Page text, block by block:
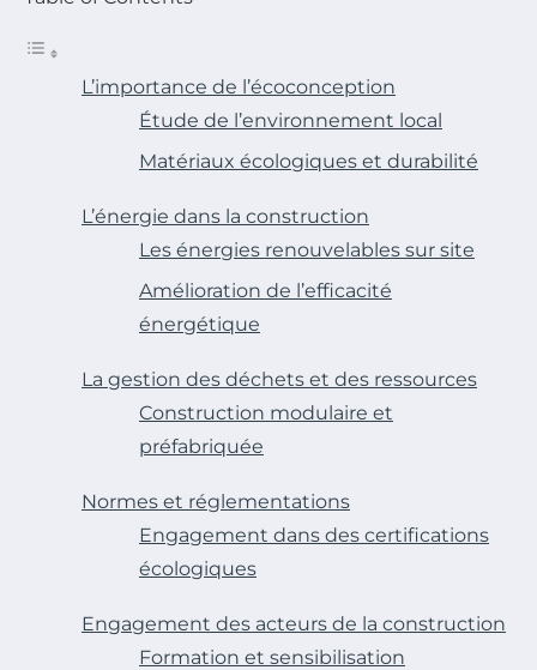
L’importance de l’écoconception
Étude de l’environnement local
Matériaux écologiques et durabilité
L’énergie dans la construction
Les énergies renouvelables sur site
Amélioration de l’efficacité
énergétique
La gestion des déchets et des ressources
Construction modulaire et
préfabriquée
Normes et réglementations
Engagement dans des certifications
écologiques
Engagement des acteurs de la construction
Formation et sensibilisation